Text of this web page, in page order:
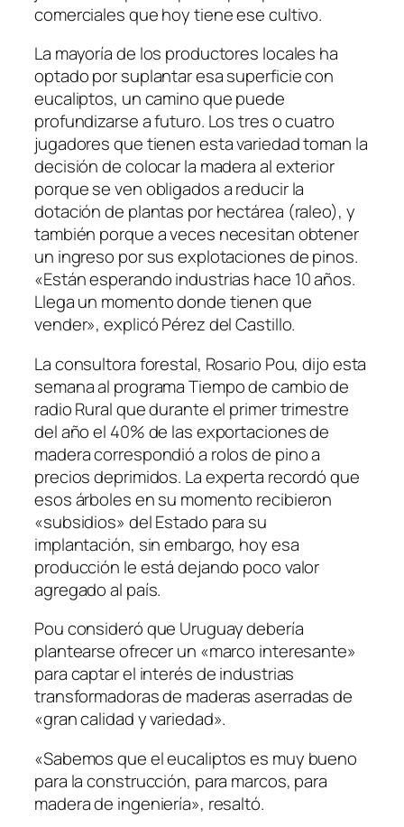
comerciales que hoy tiene ese cultivo.
La mayoría de los productores locales ha
optado por suplantar esa superficie con
eucaliptos, un camino que puede
profundizarse a futuro. Los tres o cuatro
jugadores que tienen esta variedad toman la
decisión de colocar la madera al exterior
porque se ven obligados a reducir la
dotación de plantas por hectárea (raleo), y
también porque a veces necesitan obtener
un ingreso por sus explotaciones de pinos.
«Están esperando industrias hace 10 años.
Llega un momento donde tienen que
vender», explicó Pérez del Castillo.
La consultora forestal, Rosario Pou, dijo esta
semana al programa Tiempo de cambio de
radio Rural que durante el primer trimestre
del año el 40% de las exportaciones de
madera correspondió a rolos de pino a
precios deprimidos. La experta recordó que
esos árboles en su momento recibieron
«subsidios» del Estado para su
implantación, sin embargo, hoy esa
producción le está dejando poco valor
agregado al país.
Pou consideró que Uruguay debería
plantearse ofrecer un «marco interesante»
para captar el interés de industrias
transformadoras de maderas aserradas de
«gran calidad y variedad».
«Sabemos que el eucaliptos es muy bueno
para la construcción, para marcos, para
madera de ingeniería», resaltó.